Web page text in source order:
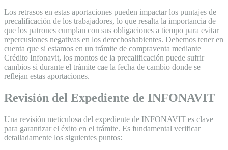
Los retrasos en estas aportaciones pueden impactar los puntajes de
precalificación de los trabajadores, lo que resalta la importancia de
que los patrones cumplan con sus obligaciones a tiempo para evitar
repercusiones negativas en los derechoshabientes. Debemos tener en
cuenta que si estamos en un trámite de compraventa mediante
Crédito Infonavit, los montos de la precalificación puede sufrir
cambios si durante el trámite cae la fecha de cambio donde se
reflejan estas aportaciones.
Revisión del Expediente de INFONAVIT
Una revisión meticulosa del expediente de INFONAVIT es clave
para garantizar el éxito en el trámite. Es fundamental verificar
detalladamente los siguientes puntos: